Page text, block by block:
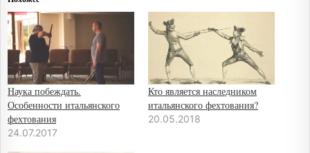
Наука побеждать.
Особенности итальянского
фехтования
24.07.2017
Кто является наследником
итальянского фехтования?
20.05.2018